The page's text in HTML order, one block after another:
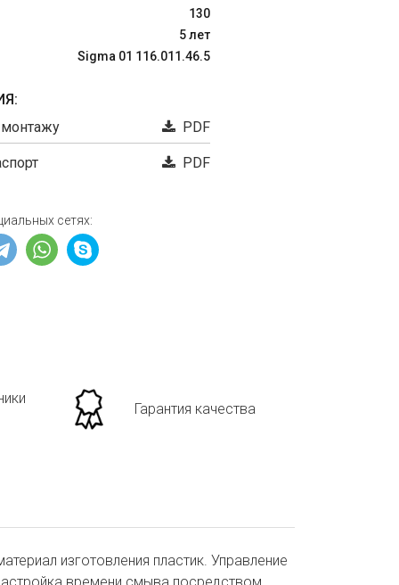
130
5 лет
Sigma 01 116.011.46.5
PDF
PDF
сетях:
Гарантия качества
изготовления пластик. Управление